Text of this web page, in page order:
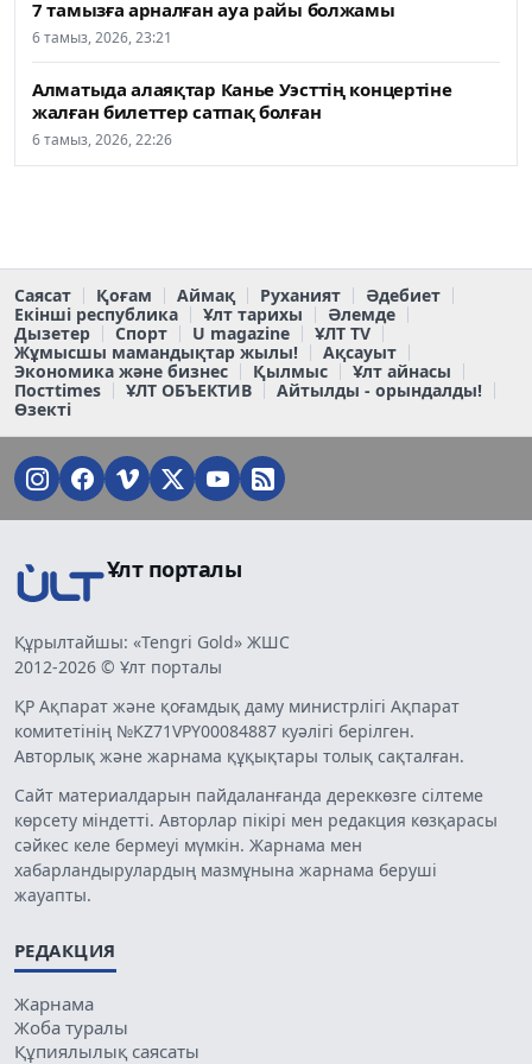
7 тамызға арналған ауа райы болжамы
6 тамыз, 2026, 23:21
Алматыда алаяқтар Канье Уэсттің концертіне
жалған билеттер сатпақ болған
6 тамыз, 2026, 22:26
Саясат Қоғам Аймақ Руханият
Әдебиет
Екінші республика
Ұлт тарихы
Әлемде
Дызетер
Спорт U magazine
ҰЛТ TV
Жұмысшы мамандықтар жылы!
Ақсауыт
Экономика және бизнес
Қылмыс
Ұлт айнасы
Постtimes
ҰЛТ ОБЪЕКТИВ
Айтылды - орындалды!
Өзекті
Ұлт порталы
Құрылтайшы: «Tengri Gold» ЖШС
2012-2026 © Ұлт порталы
ҚР Ақпарат және қоғамдық даму министрлігі Ақпарат
комитетінің №KZ71VPY00084887 куәлігі берілген.
Авторлық және жарнама құқықтары толық сақталған.
Сайт материалдарын пайдаланғанда дереккөзге сілтеме
көрсету міндетті. Авторлар пікірі мен редакция көзқарасы
сәйкес келе бермеуі мүмкін. Жарнама мен
хабарландырулардың мазмұнына жарнама беруші
жауапты.
РЕДАКЦИЯ
Жарнама
Жоба туралы
Құпиялылық саясаты